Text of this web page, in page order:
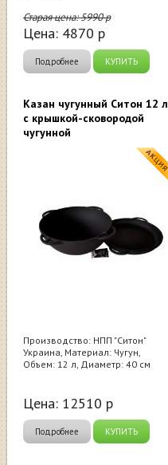
Старая цена:5990р
Цена: 4870 р
Подробнее КУПИТЬ
Казан чугунный Ситон 12 л
с крышкой-сковородой
чугунной
Производство: НПП "Ситон"
Украина, Материал: Чугун,
Объем: 12 л, Диаметр: 40 см
Цена: 12510 р
Подробнее КУПИТЬ